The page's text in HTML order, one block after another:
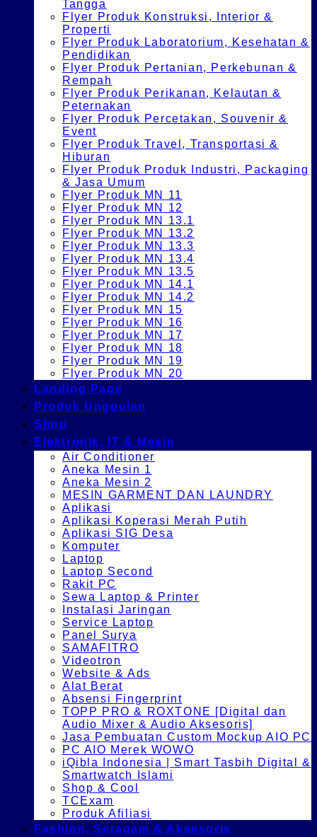
Tangga
Flyer Produk Konstruksi, Interior &
Properti
Flyer Produk Laboratorium, Kesehatan &
Pendidikan
Flyer Produk Pertanian, Perkebunan &
Rempah
Flyer Produk Perikanan, Kelautan &
Peternakan
Flyer Produk Percetakan, Souvenir &
Event
Flyer Produk Travel, Transportasi &
Hiburan
Flyer Produk Produk Industri, Packaging
& Jasa Umum
Flyer Produk MN 11
Flyer Produk MN 12
Flyer Produk MN 13.1
Flyer Produk MN 13.2
Flyer Produk MN 13.3
Flyer Produk MN 13.4
Flyer Produk MN 13.5
Flyer Produk MN 14.1
Flyer Produk MN 14.2
Flyer Produk MN 15
Flyer Produk MN 16
Flyer Produk MN 17
Flyer Produk MN 18
Flyer Produk MN 19
Flyer Produk MN 20
Landing Page
Produk Unggulan
Shop
Elektronik, IT & Mesin
Air Conditioner
Aneka Mesin 1
Aneka Mesin 2
MESIN GARMENT DAN LAUNDRY
Aplikasi
Aplikasi Koperasi Merah Putih
Aplikasi SIG Desa
Komputer
Laptop
Laptop Second
Rakit PC
Sewa Laptop & Printer
Instalasi Jaringan
Service Laptop
Panel Surya
SAMAFITRO
Videotron
Website & Ads
Alat Berat
Absensi Fingerprint
TOPP PRO & ROXTONE [Digital dan
Audio Mixer & Audio Aksesoris]
Jasa Pembuatan Custom Mockup AIO PC
PC AIO Merek WOWO
iQibla Indonesia | Smart Tasbih Digital &
Smartwatch Islami
Shop & Cool
TCExam
Produk Afiliasi
Fashion, Seragam & Aksesoris